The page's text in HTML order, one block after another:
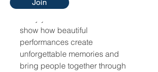
remain popular among fans for
show how beautiful
performances create
unforgettable memories and
bring people together through
Join